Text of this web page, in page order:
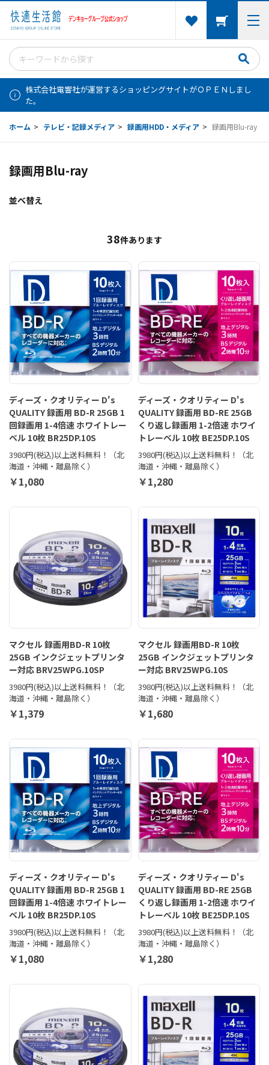
株式会社電響社が運営するショッピングサイトがＯＰＥＮしまし
た。
ホーム > テレビ・記録メディア > 録画用HDD・メディア > 録画用Blu-ray
録画用Blu-ray
並べ替え
38件あります
ディーズ・クオリティー D's
QUALITY 録画用 BD-R 25GB 1
回録画用 1-4倍速 ホワイトレー
ベル 10枚 BR25DP.10S
3980円(税込)以上送料無料！（北
海道・沖縄・離島除く）
￥1,080
ディーズ・クオリティー D's
QUALITY 録画用 BD-RE 25GB
くり返し録画用 1-2倍速 ホワイ
トレーベル 10枚 BE25DP.10S
3980円(税込)以上送料無料！（北
海道・沖縄・離島除く）
￥1,280
マクセル 録画用BD-R 10枚
25GB インクジェットプリンタ
ー対応 BRV25WPG.10SP
3980円(税込)以上送料無料！（北
海道・沖縄・離島除く）
￥1,379
マクセル 録画用BD-R 10枚
25GB インクジェットプリンタ
ー対応 BRV25WPG.10S
3980円(税込)以上送料無料！（北
海道・沖縄・離島除く）
￥1,680
ディーズ・クオリティー D's
QUALITY 録画用 BD-R 25GB 1
回録画用 1-4倍速 ホワイトレー
ベル 10枚 BR25DP.10S
3980円(税込)以上送料無料！（北
海道・沖縄・離島除く）
￥1,080
ディーズ・クオリティー D's
QUALITY 録画用 BD-RE 25GB
くり返し録画用 1-2倍速 ホワイ
トレーベル 10枚 BE25DP.10S
3980円(税込)以上送料無料！（北
海道・沖縄・離島除く）
￥1,280